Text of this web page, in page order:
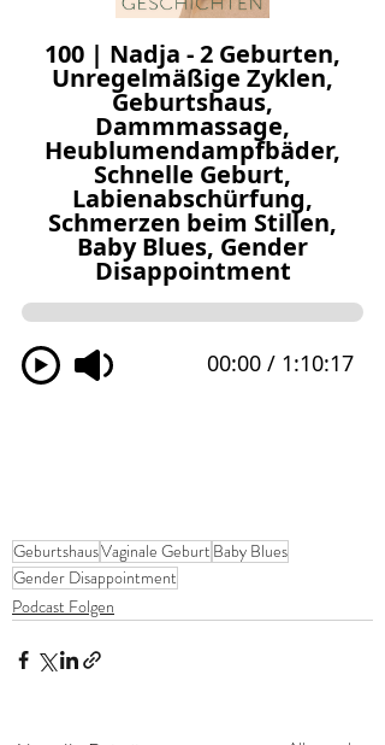
GeburtshausVaginale Geburt Baby Blues
Gender Disappointment
Podcast Folgen